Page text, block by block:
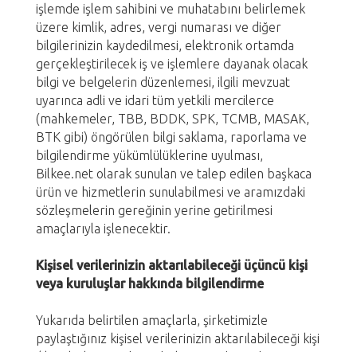
işlemde işlem sahibini ve muhatabını belirlemek
üzere kimlik, adres, vergi numarası ve diğer
bilgilerinizin kaydedilmesi, elektronik ortamda
gerçekleştirilecek iş ve işlemlere dayanak olacak
bilgi ve belgelerin düzenlemesi, ilgili mevzuat
uyarınca adli ve idari tüm yetkili mercilerce
(mahkemeler, TBB, BDDK, SPK, TCMB, MASAK,
BTK gibi) öngörülen bilgi saklama, raporlama ve
bilgilendirme yükümlülüklerine uyulması,
Bilkee.net olarak sunulan ve talep edilen başkaca
ürün ve hizmetlerin sunulabilmesi ve aramızdaki
sözleşmelerin gereğinin yerine getirilmesi
amaçlarıyla işlenecektir.
Kişisel verilerinizin aktarılabileceği üçüncü kişi
veya kuruluşlar hakkında bilgilendirme
Yukarıda belirtilen amaçlarla, şirketimizle
paylaştığınız kişisel verilerinizin aktarılabileceği kişi